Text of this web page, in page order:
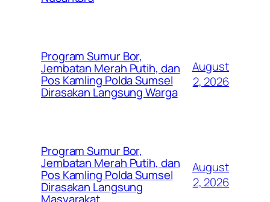
Program Sumur Bor,
Jembatan Merah Putih, dan
Pos Kamling Polda Sumsel
Dirasakan Langsung Warga
August
2, 2026
Program Sumur Bor,
Jembatan Merah Putih, dan
Pos Kamling Polda Sumsel
Dirasakan Langsung
August
2, 2026